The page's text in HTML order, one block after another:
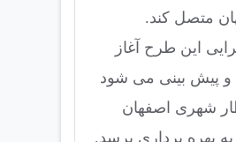
متصل کند.
این طرح آغاز
پیش بینی می شود
شهری اصفهان